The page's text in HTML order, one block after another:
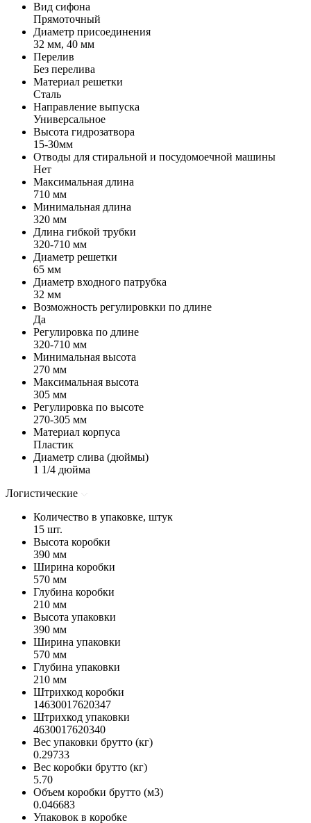
Вид сифона
Прямоточный
Диаметр присоединения
32 мм, 40 мм
Перелив
Без перелива
Материал решетки
Сталь
Направление выпуска
Универсальное
Высота гидрозатвора
15-30мм
Отводы для стиральной и посудомоечной машины
Нет
Максимальная длина
710 мм
Минимальная длина
320 мм
Длина гибкой трубки
320-710 мм
Диаметр решетки
65 мм
Диаметр входного патрубка
32 мм
Возможность регулировкки по длине
Да
Регулировка по длине
320-710 мм
Минимальная высота
270 мм
Максимальная высота
305 мм
Регулировка по высоте
270-305 мм
Материал корпуса
Пластик
Диаметр слива (дюймы)
1 1/4 дюйма
Логистические
Количество в упаковке, штук
15 шт.
Высота коробки
390 мм
Ширина коробки
570 мм
Глубина коробки
210 мм
Высота упаковки
390 мм
Ширина упаковки
570 мм
Глубина упаковки
210 мм
Штрихкод коробки
14630017620347
Штрихкод упаковки
4630017620340
Вес упаковки брутто (кг)
0.29733
Вес коробки брутто (кг)
5.70
Объем коробки брутто (м3)
0.046683
Упаковок в коробке